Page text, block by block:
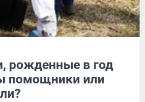
рожденные в год
помощники или